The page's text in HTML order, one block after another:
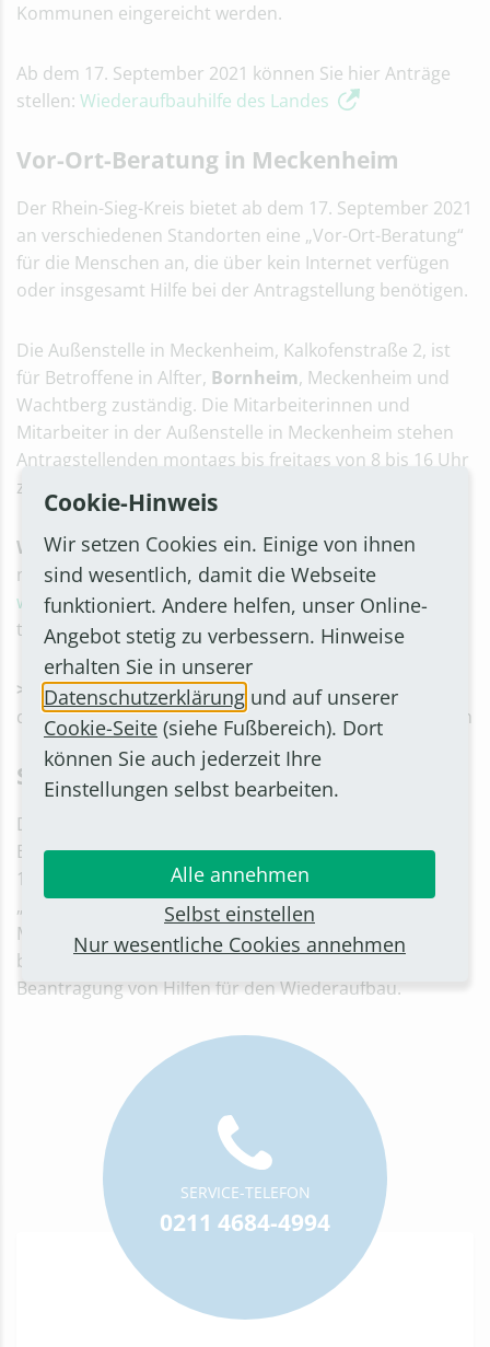
Kommunen eingereicht werden.
Ab dem 17. September 2021 können Sie hier Anträge
stellen: Wiederaufbauhilfe des Landes
Vor-Ort-Beratung in Meckenheim
Der Rhein-Sieg-Kreis bietet ab dem 17. September 2021
an verschiedenen Standorten eine „Vor-Ort-Beratung“
für die Menschen an, die über kein Internet verfügen
oder insgesamt Hilfe bei der Antragstellung benötigen.
Die Außenstelle in Meckenheim, Kalkofenstraße 2, ist
für Betroffene in Alfter, Bornheim, Meckenheim und
Wachtberg zuständig. Die Mitarbeiterinnen und
Mitarbeiter in der Außenstelle in Meckenheim stehen
Antragstellenden montags bis freitags von 8 bis 16 Uhr
zur Verfügung.
Wichtiger Hinweis:Eine Beratung ist nur mit Termin
möglich. Termine können entweder online über
www.rhein-sieg-kreis.de/termin-beratung
oder
telefonisch unter 02241 13-2200 vereinbart werden.
> Unternehmer finden weitere Informationen
der Seite der Wirtschaftsförderung der Stadt Bornheim
Service-Telefon
Die NRW-Landesregierung hat für geschädigte
Bürgerinnen und Bürger sowie Unternehmen ab dem
14. September 2021 zusätzlich das Service-Telefon
„Wiederaufbau Nordrhein-Westfalen“ eingerichtet. Die
Mitarbeiterinnen und Mitarbeiter an der Hotline
beantworten Fragen zum Verfahren bei der
Beantragung von Hilfen für den Wiederaufbau.
SERVICE-TELEFON
0211 4684-4994
Cookie-Hinweis
Wir setzen Cookies ein. Einige von ihnen
sind wesentlich, damit die Webseite
funktioniert. Andere helfen, unser Online-
Angebot stetig zu verbessern. Hinweise
erhalten Sie in unserer
Datenschutzerklärung und auf unserer
Cookie-Seite (siehe Fußbereich). Dort
können Sie auch jederzeit Ihre
Einstellungen selbst bearbeiten.
Alle annehmen
Selbst einstellen
Nur wesentliche Cookies annehmen